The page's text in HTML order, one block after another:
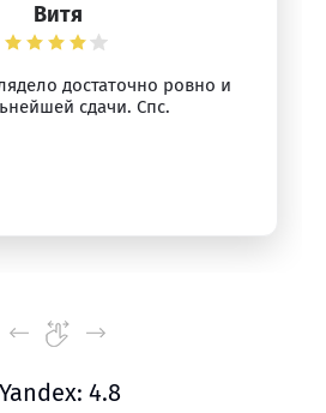
Витя
достаточно ровно и
сдачи. Спс.
Yandex: 4.8